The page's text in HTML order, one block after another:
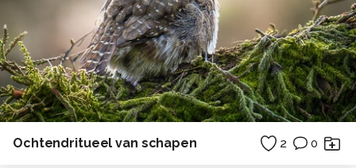
Ochtendritueel van schapen 2 0